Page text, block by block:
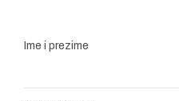
Ime i prezime